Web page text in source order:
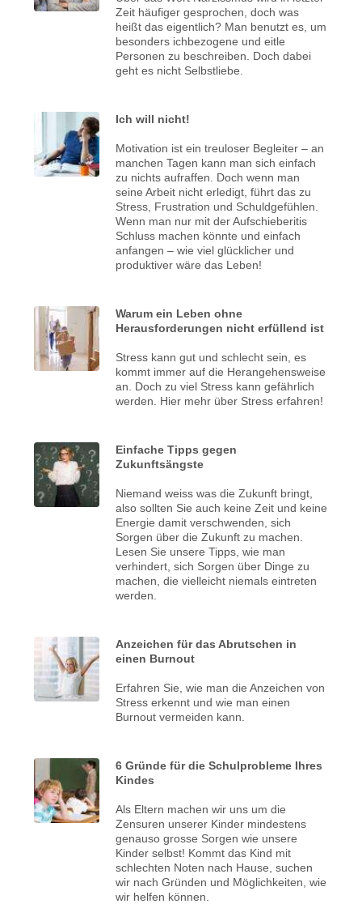
Zeit häufiger gesprochen, doch was
heißt das eigentlich? Man benutzt es, um
besonders ichbezogene und eitle
Personen zu beschreiben. Doch dabei
geht es nicht Selbstliebe.
Ich will nicht!
Motivation ist ein treuloser Begleiter – an
manchen Tagen kann man sich einfach
zu nichts aufraffen. Doch wenn man
seine Arbeit nicht erledigt, führt das zu
Stress, Frustration und Schuldgefühlen.
Wenn man nur mit der Aufschieberitis
Schluss machen könnte und einfach
anfangen – wie viel glücklicher und
produktiver wäre das Leben!
Warum ein Leben ohne
Herausforderungen nicht erfüllend ist
Stress kann gut und schlecht sein, es
kommt immer auf die Herangehensweise
an. Doch zu viel Stress kann gefährlich
werden. Hier mehr über Stress erfahren!
Einfache Tipps gegen
Zukunftsängste
Niemand weiss was die Zukunft bringt,
also sollten Sie auch keine Zeit und keine
Energie damit verschwenden, sich
Sorgen über die Zukunft zu machen.
Lesen Sie unsere Tipps, wie man
verhindert, sich Sorgen über Dinge zu
machen, die vielleicht niemals eintreten
werden.
Anzeichen für das Abrutschen in
einen Burnout
Erfahren Sie, wie man die Anzeichen von
Stress erkennt und wie man einen
Burnout vermeiden kann.
6 Gründe für die Schulprobleme Ihres
Kindes
Als Eltern machen wir uns um die
Zensuren unserer Kinder mindestens
genauso grosse Sorgen wie unsere
Kinder selbst! Kommt das Kind mit
schlechten Noten nach Hause, suchen
wir nach Gründen und Möglichkeiten, wie
wir helfen können.